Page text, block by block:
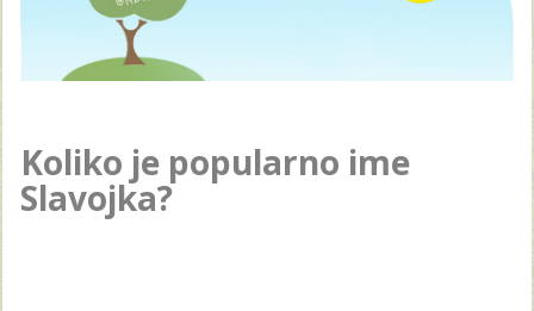
Koliko je popularno ime
Slavojka?